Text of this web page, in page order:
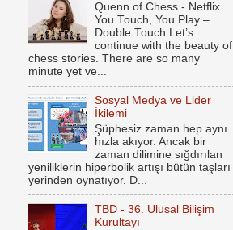
Quenn of Chess - Netflix
You Touch, You Play –
Double Touch Let’s
continue with the beauty of
chess stories. There are so many
minute yet ve...
Sosyal Medya ve Lider
İkilemi
Şüphesiz zaman hep aynı
hızla akıyor. Ancak bir
zaman dilimine sığdırılan
yeniliklerin hiperbolik artışı bütün taşları
yerinden oynatıyor. D...
TBD - 36. Ulusal Bilişim
Kurultayı